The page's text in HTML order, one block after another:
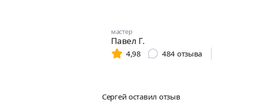
мастер
Павел Г.
4,98
484 отзыва
Сергей оставил отзыв